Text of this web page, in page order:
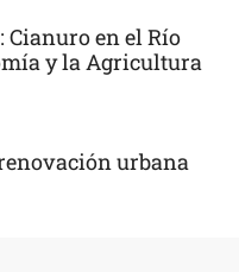
Cianuro en el Río
y la Agricultura
urbana